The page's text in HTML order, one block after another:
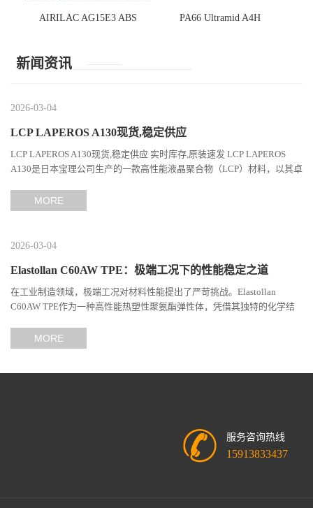
AIRILAC AG15E3 ABS PA66 Ultramid A4H
新闻资讯
2026-03-04
LCP LAPEROS A130现货,稳定供应
LCP LAPEROS A130现货,稳定供应 实时库存,原装速发 LCP LAPEROS
A130是日本宝理公司生产的一款高性能液晶聚合物（LCP）材料，以其卓
MORE
2026-03-04
Elastollan C60AW TPE：极端工况下的性能稳定之道
在工业制造领域，极端工况对材料性能提出了严苛挑战。Elastollan
C60AW TPE作为一种高性能热塑性聚氨酯弹性体，凭借其独特的化学结
MORE
服务咨询热线
15913833437